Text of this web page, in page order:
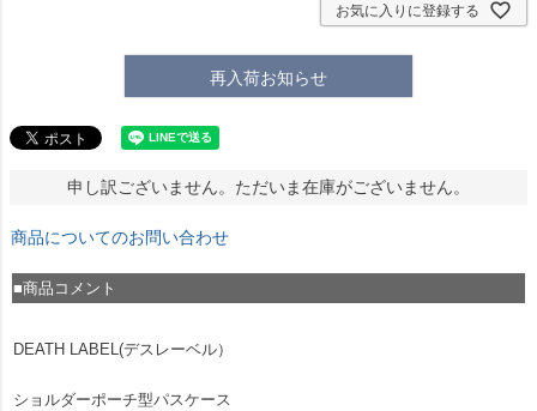
お気に入りに登録する
再入荷お知らせ
申し訳ございません。ただいま在庫がございません。
商品についてのお問い合わせ
■商品コメント
DEATH LABEL(デスレーベル）
ショルダーポーチ型パスケース